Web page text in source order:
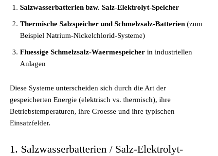
Salzwasserbatterien bzw. Salz-Elektrolyt-Speicher
Thermische Salzspeicher und Schmelzsalz-Batterien (zum
Beispiel Natrium-Nickelchlorid-Systeme)
Fluessige Schmelzsalz-Waermespeicher in industriellen
Anlagen
Diese Systeme unterscheiden sich durch die Art der
gespeicherten Energie (elektrisch vs. thermisch), ihre
Betriebstemperaturen, ihre Groesse und ihre typischen
Einsatzfelder.
1. Salzwasserbatterien / Salz-Elektrolyt-